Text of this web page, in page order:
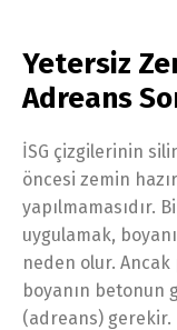
Yetersiz
Adreans
İSG çizgilerinin
öncesi zemin
yapılmamasıdır.
uygulamak,
neden olur.
boyanın betonun
(adreans) gerekir.